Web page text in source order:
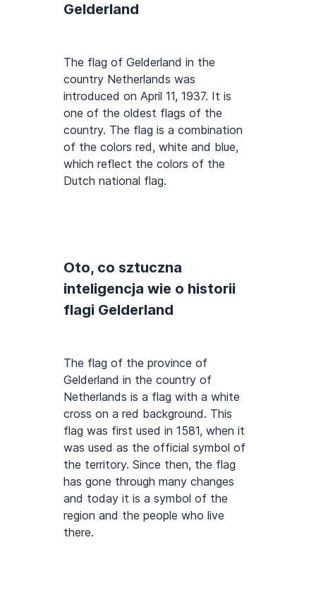
Gelderland
The flag of Gelderland in the
country Netherlands was
introduced on April 11, 1937. It is
one of the oldest flags of the
country. The flag is a combination
of the colors red, white and blue,
which reflect the colors of the
Dutch national flag.
Oto, co sztuczna
inteligencja wie o historii
flagi Gelderland
The flag of the province of
Gelderland in the country of
Netherlands is a flag with a white
cross on a red background. This
flag was first used in 1581, when it
was used as the official symbol of
the territory. Since then, the flag
has gone through many changes
and today it is a symbol of the
region and the people who live
there.